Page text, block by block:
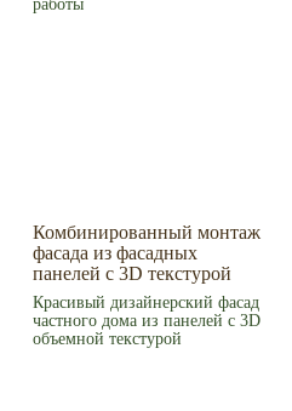
работы
Комбинированный монтаж
фасада из фасадных
панелей с 3D текстурой
Красивый дизайнерский фасад
частного дома из панелей с 3D
объемной текстурой